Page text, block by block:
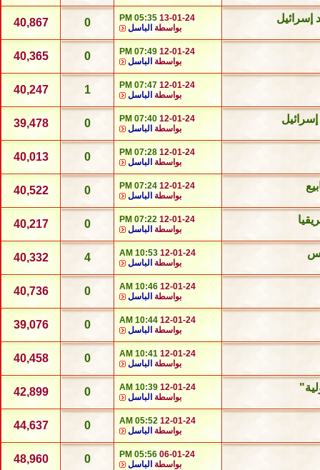
13-01-24
05:35 PM
بواسطة الباسل 0
40,867
12-01-24
07:49 PM
بواسطة الباسل 0
40,365
12-01-24
07:47 PM
بواسطة الباسل 1
40,247
12-01-24
07:40 PM
بواسطة الباسل 0
39,478
12-01-24
07:28 PM
بواسطة الباسل 0
40,013
12-01-24
07:24 PM
بواسطة الباسل 0
40,522
12-01-24
07:22 PM
بواسطة الباسل 0
40,217
12-01-24
10:53 AM
بواسطة الباسل 4
40,332
12-01-24
10:46 AM
بواسطة الباسل 0
40,736
12-01-24
10:44 AM
بواسطة الباسل 0
39,076
12-01-24
10:41 AM
بواسطة الباسل 0
40,458
12-01-24
10:39 AM
بواسطة الباسل 0
42,899
12-01-24
05:52 AM
بواسطة الباسل 0
44,637
06-01-24
05:56 PM
بواسطة الباسل 0
48,960